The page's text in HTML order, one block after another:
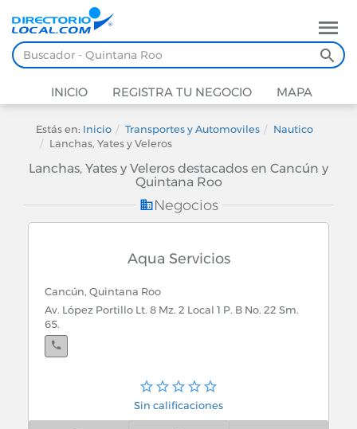
INICIO REGISTRA TU NEGOCIO MAPA
Estás en: Inicio Transportes y Automoviles
Nautico
Lanchas, Yates y Veleros
Lanchas, Yates y Veleros destacados en Cancún y
Quintana Roo
Negocios
Aqua Servicios
Cancún, Quintana Roo
Av. López Portillo Lt. 8 Mz. 2 Local 1 P. B No. 22 Sm.
65.
Sin calificaciones